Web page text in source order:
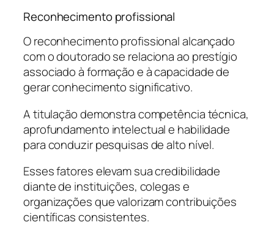
Reconhecimento profissional
O reconhecimento profissional alcançado
com o doutorado se relaciona ao prestígio
associado à formação e à capacidade de
gerar conhecimento significativo.
A titulação demonstra competência técnica,
aprofundamento intelectual e habilidade
para conduzir pesquisas de alto nível.
Esses fatores elevam sua credibilidade
diante de instituições, colegas e
organizações que valorizam contribuições
científicas consistentes.